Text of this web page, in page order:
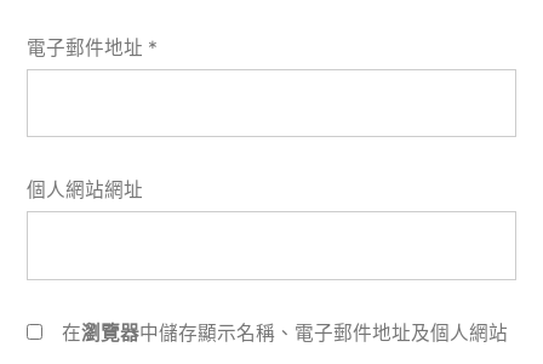
電子郵件地址 *
個人網站網址
在瀏覽器中儲存顯示名稱、電子郵件地址及個人網站